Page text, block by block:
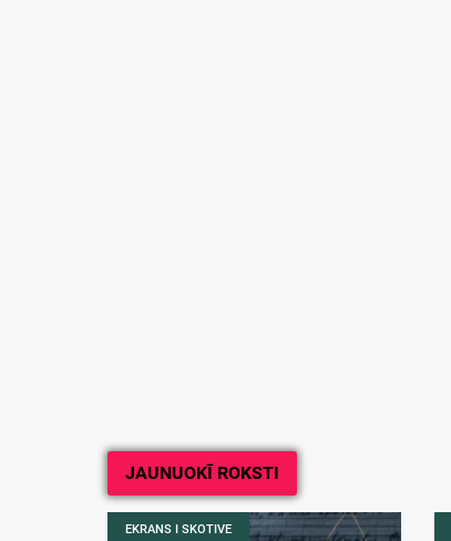
JAUNUOKĪ ROKSTI
EKRANS I SKOTIVE